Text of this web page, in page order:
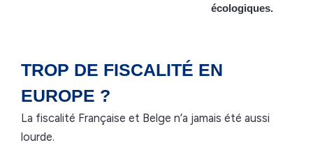
écologiques.
TROP DE FISCALITÉ EN
EUROPE ?
La fiscalité Française et Belge n’a jamais été aussi
lourde.